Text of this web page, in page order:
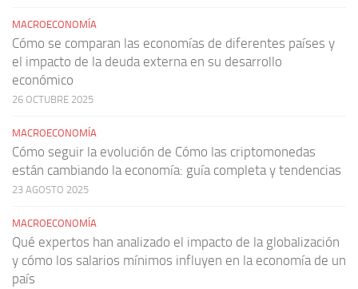
MACROECONOMÍA
Cómo se comparan las economías de diferentes países y
el impacto de la deuda externa en su desarrollo
económico
26 OCTUBRE 2025
MACROECONOMÍA
Cómo seguir la evolución de Cómo las criptomonedas
están cambiando la economía: guía completa y tendencias
23 AGOSTO 2025
MACROECONOMÍA
Qué expertos han analizado el impacto de la globalización
y cómo los salarios mínimos influyen en la economía de un
país